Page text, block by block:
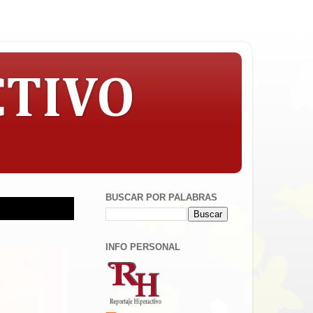
BUSCAR POR PALABRAS
INFO PERSONAL